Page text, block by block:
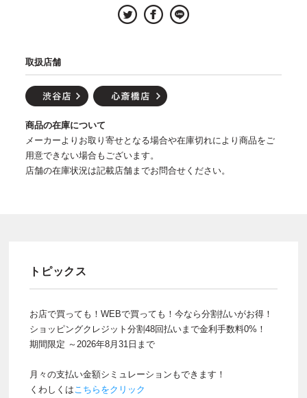
取扱店舗
商品の在庫について
メーカーよりお取り寄せとなる場合や在庫切れにより商品をご
用意できない場合もございます。
店舗の在庫状況は記載店舗までお問合せください。
トピックス
お店で買っても！WEBで買っても！今なら分割払いがお得！
ショッピングクレジット分割48回払いまで金利手数料0%！
期間限定 ～2026年8月31日まで
月々の支払い金額シミュレーションもできます！
くわしくはこちらをクリック